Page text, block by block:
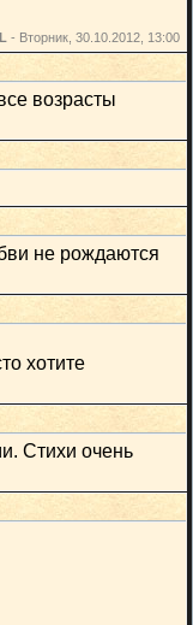
- Вторник, 30.10.2012, 13:00
возрасты
не рождаются
хотите
Стихи очень